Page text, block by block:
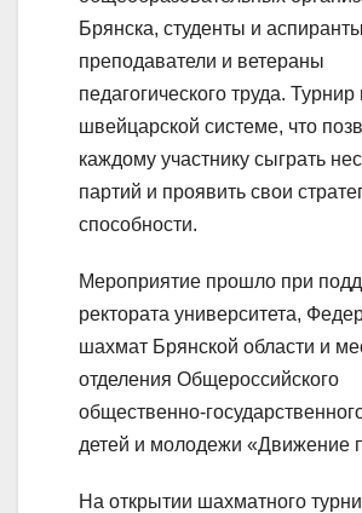
Брянска, студенты и
преподаватели и ветераны
педагогического труда.
швейцарской системе, что
каждому участнику сыграть
партий и проявить свои
способности.
Мероприятие прошло при
ректората университета,
шахмат Брянской области и
отделения Общероссийского
общественно-
детей и молодежи «Движение
На открытии шахматного